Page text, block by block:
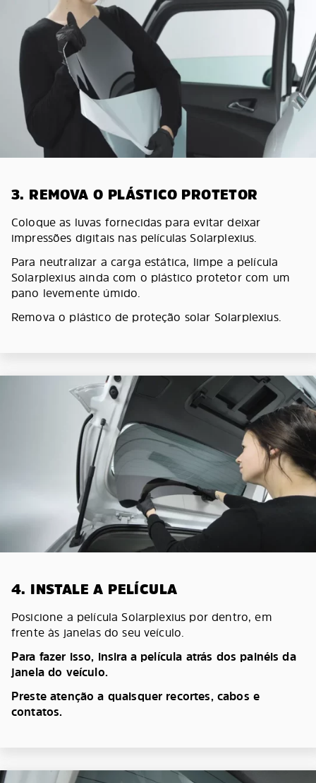
3. REMOVA O PLÁSTICO PROTETOR
Coloque as luvas fornecidas para evitar deixar
impressões digitais nas películas Solarplexius.
Para neutralizar a carga estática, limpe a película
Solarplexius ainda com o plástico protetor com um
pano levemente úmido.
Remova o plástico de proteção solar Solarplexius.
4. INSTALE A PELÍCULA
Posicione a película Solarplexius por dentro, em
frente às janelas do seu veículo.
Para fazer isso, insira a película atrás dos painéis da
janela do veículo.
Preste atenção a quaisquer recortes, cabos e
contatos.